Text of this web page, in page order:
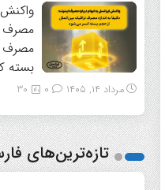
واکنش
مصرف
مصرف
بسته
مرداد ۱۴, ۱۴۰۵ 30
تازه‌ترین‌های